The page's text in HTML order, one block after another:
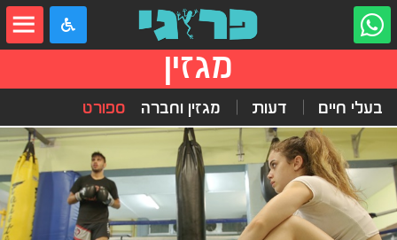
מגזין
בעלי חיים דעות מגזין וחברה ספורט